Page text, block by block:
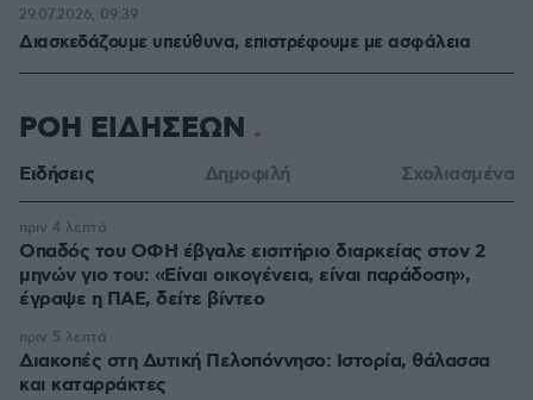
Διασκεδάζουμε υπεύθυνα, επιστρέφουμε με ασφάλεια
29.07.2026, 09:39
ΡΟΗ ΕΙΔΗΣΕΩΝ
Ειδήσεις Δημοφιλή Σχολιασμένα
Οπαδός του ΟΦΗ έβγαλε εισιτήριο διαρκείας στον 2
μηνών γιο του: «Είναι οικογένεια, είναι παράδοση»,
έγραψε η ΠΑΕ, δείτε βίντεο
πριν 4 λεπτά
Διακοπές στη Δυτική Πελοπόννησο: Ιστορία, θάλασσα
και καταρράκτες
πριν 5 λεπτά